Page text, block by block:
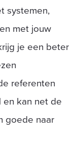
systemen,
met jouw
je een beter
referenten
kan net de
goede naar